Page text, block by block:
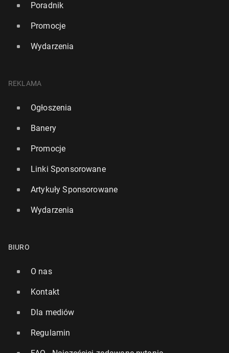
Poradnik
Promocje
Wydarzenia
REKLAMA
Ogłoszenia
Banery
Promocje
Linki Sponsorowane
Artykuły Sponsorowane
Wydarzenia
BIURO
O nas
Kontakt
Dla mediów
Regulamin